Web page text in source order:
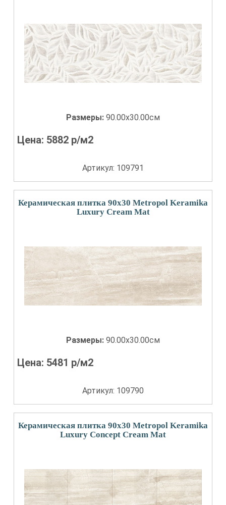
Размеры: 90.00x30.00см
Цена: 5882 р/м2
Артикул: 109791
Керамическая плитка 90x30 Metropol Keramika
Luxury Cream Mat
Размеры: 90.00x30.00см
Цена: 5481 р/м2
Артикул: 109790
Керамическая плитка 90x30 Metropol Keramika
Luxury Concept Cream Mat